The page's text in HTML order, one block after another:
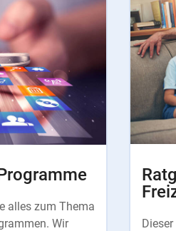
alles zum Thema
Wir